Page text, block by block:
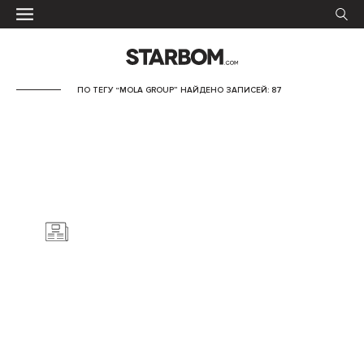
ПО ТЕГУ “MOLA GROUP” НАЙДЕНО ЗАПИСЕЙ: 87